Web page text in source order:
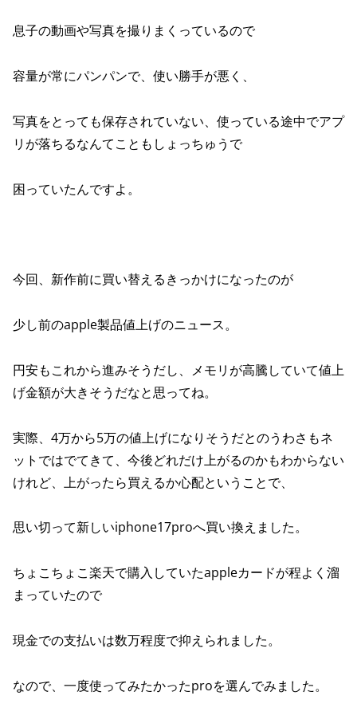
息子の動画や写真を撮りまくっているので
容量が常にパンパンで、使い勝手が悪く、
写真をとっても保存されていない、使っている途中でアプ
リが落ちるなんてこともしょっちゅうで
困っていたんですよ。
今回、新作前に買い替えるきっかけになったのが
少し前のapple製品値上げのニュース。
円安もこれから進みそうだし、メモリが高騰していて値上
げ金額が大きそうだなと思ってね。
実際、4万から5万の値上げになりそうだとのうわさもネ
ットではでてきて、今後どれだけ上がるのかもわからない
けれど、上がったら買えるか心配ということで、
思い切って新しいiphone17proへ買い換えました。
ちょこちょこ楽天で購入していたappleカードが程よく溜
まっていたので
現金での支払いは数万程度で抑えられました。
なので、一度使ってみたかったproを選んでみました。